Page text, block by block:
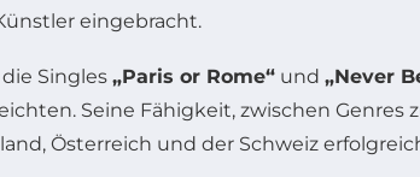
eingebracht.
Singles „Paris or Rome“ und „Never
Seine Fähigkeit, zwischen Genres
Österreich und der Schweiz